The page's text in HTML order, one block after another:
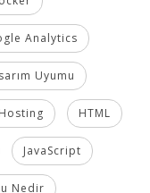
Analytics
Uyumu
Hosting HTML
JavaScript
Nedir